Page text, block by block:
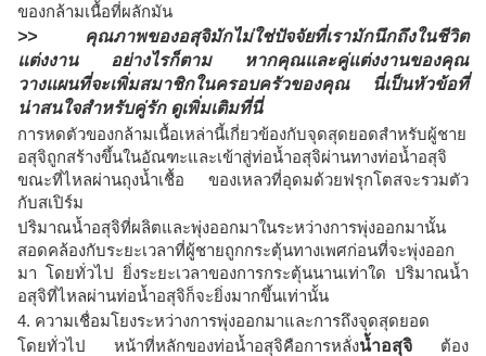
ของกล้ามเนื้อที่ผลักมัน
>>
คุณภาพของอสุจิมักไม่ใช่ปัจจัยที่เรามักนึกถึงในชีวิต
แต่งงาน อย่างไรก็ตาม หากคุณและคู่แต่งงานของคุณ
วางแผนที่จะเพิ่มสมาชิกในครอบครัวของคุณ นี่เป็นหัวข้อที่
น่าสนใจสำหรับคู่รัก ดูเพิ่มเติมที่นี่
การหดตัวของกล้ามเนื้อเหล่านี้เกี่ยวข้องกับจุดสุดยอดสำหรับผู้ชาย
อสุจิถูกสร้างขึ้นในอัณฑะและเข้าสู่ท่อน้ำอสุจิผ่านทางท่อน้ำอสุจิ
ขณะที่ไหลผ่านถุงน้ำเชื้อ ของเหลวที่อุดมด้วยฟรุกโตสจะรวมตัว
กับสเปิร์ม
ปริมาณน้ำอสุจิที่ผลิตและพุ่งออกมาในระหว่างการพุ่งออกมานั้น
สอดคล้องกับระยะเวลาที่ผู้ชายถูกกระตุ้นทางเพศก่อนที่จะพุ่งออก
มา โดยทั่วไป ยิ่งระยะเวลาของการกระตุ้นนานเท่าใด ปริมาณน้ำ
อสุจิที่ไหลผ่านท่อน้ำอสุจิก็จะยิ่งมากขึ้นเท่านั้น
4. ความเชื่อมโยงระหว่างการพุ่งออกมาและการถึงจุดสุดยอด
โดยทั่วไป หน้าที่หลักของท่อน้ำอสุจิคือการหลั่งน้ำอสุจิ ต้อง